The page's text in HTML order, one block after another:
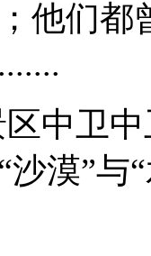
他们都
中卫
漠”与